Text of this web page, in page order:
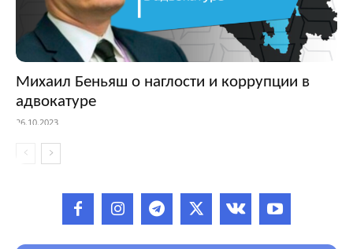
Михаил Беньяш о наглости и коррупции в
адвокатуре
26.10.2023